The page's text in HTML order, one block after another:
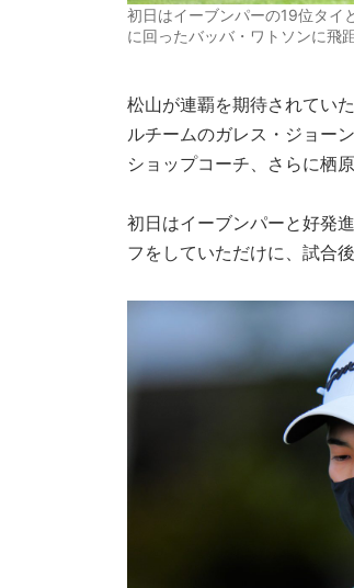
初日はイーブンパーの19位タイ
に回ったバッバ・ワトソンに飛
松山が連覇を期待されてい
ルチームのガレス・ジョー
ショップコーチ、さらに栖
初日はイーブンパーと好発
フをしていただけに、試合